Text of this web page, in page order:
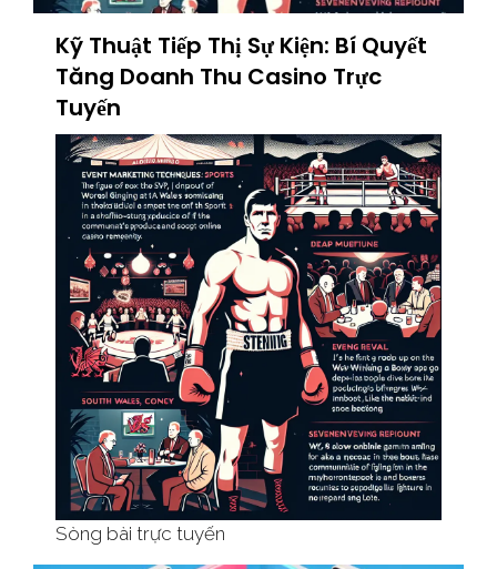
Kỹ Thuật Tiếp Thị Sự Kiện: Bí Quyết
Tăng Doanh Thu Casino Trực
Tuyến
Sòng bài trực tuyến